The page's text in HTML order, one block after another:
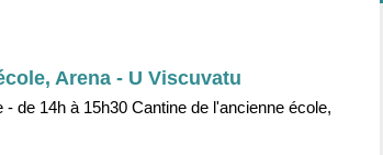
Arena - U Viscuvatu
de 14h à 15h30 Cantine de l'ancienne école,